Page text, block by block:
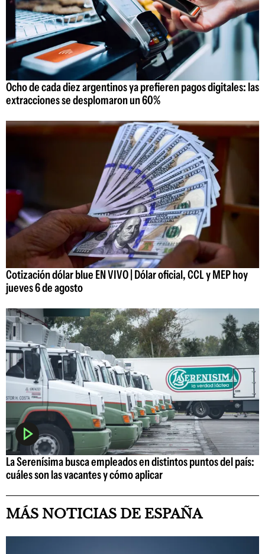
Ocho de cada diez argentinos ya prefieren pagos digitales: las
extracciones se desplomaron un 60%
Cotización dólar blue EN VIVO | Dólar oficial, CCL y MEP hoy
jueves 6 de agosto
La Serenísima busca empleados en distintos puntos del país:
cuáles son las vacantes y cómo aplicar
MÁS NOTICIAS DE ESPAÑA